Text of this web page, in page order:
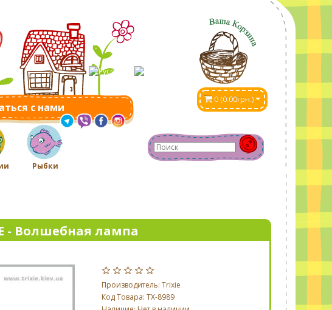
с нами
0 (0.00грн.)
Рыбки
- Волшебная лампа
Производитель: Trixie
Код Товара: TX-8989